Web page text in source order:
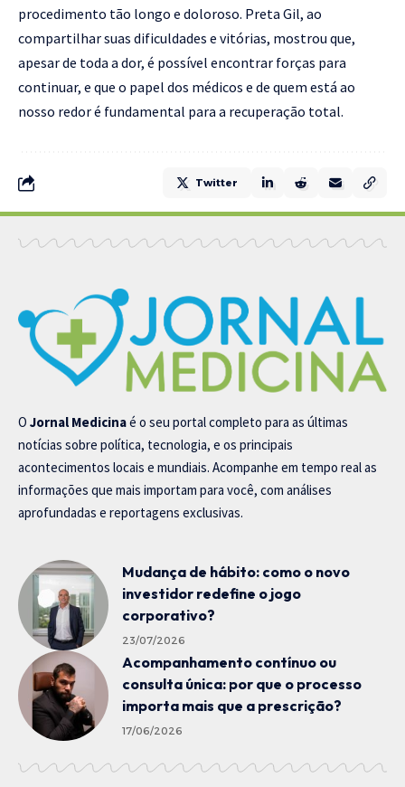
procedimento tão longo e doloroso. Preta Gil, ao
compartilhar suas dificuldades e vitórias, mostrou que,
apesar de toda a dor, é possível encontrar forças para
continuar, e que o papel dos médicos e de quem está ao
nosso redor é fundamental para a recuperação total.
Twitter
O Jornal Medicinaé o seu portal completo para as últimas
notícias sobre política, tecnologia, e os principais
acontecimentos locais e mundiais. Acompanhe em tempo real as
informações que mais importam para você, com análises
aprofundadas e reportagens exclusivas.
Mudança de hábito: como o novo
investidor redefine o jogo
corporativo?
23/07/2026
Acompanhamento contínuo ou
consulta única: por que o processo
importa mais que a prescrição?
17/06/2026